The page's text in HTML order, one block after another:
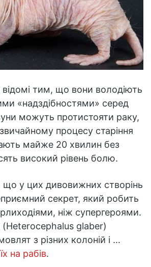
відомі тим, що вони володіють
«надздібностями» серед
можуть протистояти раку,
процесу старіння
майже 20 хвилин без
високий рівень болю.
у цих дивовижних створінь
секрет, який робить
ніж супергероями.
(Heterocephalus glaber)
з різних колоній і …
на рабів.